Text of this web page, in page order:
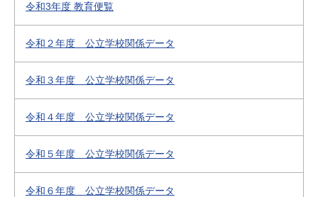
令和3年度 教育便覧
令和２年度 公立学校関係データ
令和３年度 公立学校関係データ
令和４年度 公立学校関係データ
令和５年度 公立学校関係データ
令和６年度 公立学校関係データ